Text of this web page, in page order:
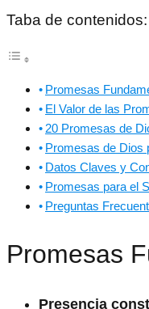
Taba de contenidos:
Promesas
El Valor de las
20 Promesas de
Promesas de Dios
Datos Claves y
Promesas para el
Preguntas
Promesas
Presencia